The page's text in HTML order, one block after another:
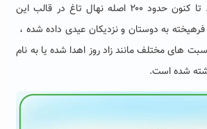
درخت ارسال می شود. تا کنون حدود ۲۰۰ اصله نهال تاغ در قالب این
به دوستان و نزدیکان عیدی داده شده ،
های مختلف مانند زاد روز اهدا شده یا به نام
شده است.